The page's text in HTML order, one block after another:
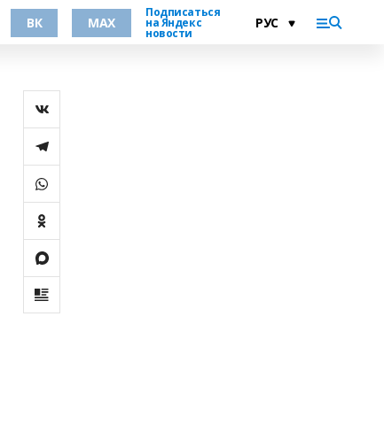
ВК MAX
Подписаться
на Яндекс
новости